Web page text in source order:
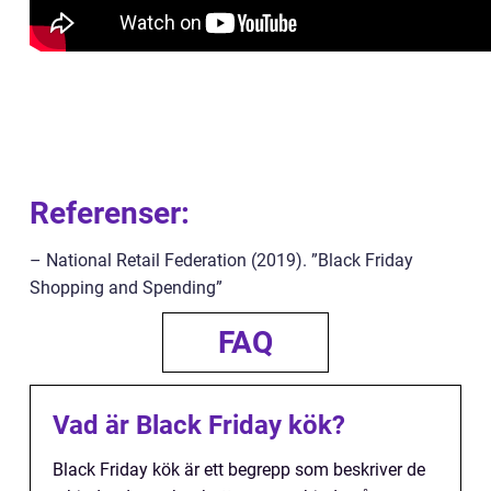
Referenser:
– National Retail Federation (2019). ”Black Friday
Shopping and Spending”
FAQ
Vad är Black Friday kök?
Black Friday kök är ett begrepp som beskriver de